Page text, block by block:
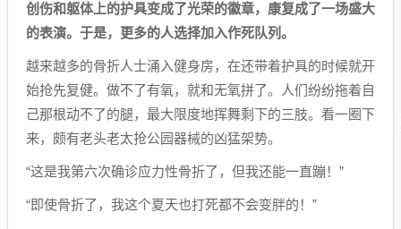
创伤和躯体上的护具变成了光荣的徽章，康复成了一场盛大
的表演。于是，更多的人选择加入作死队列。
越来越多的骨折人士涌入健身房，在还带着护具的时候就开
始抢先复健。做不了有氧，就和无氧拼了。人们纷纷拖着自
己那根动不了的腿，最大限度地挥舞剩下的三肢。看一圈下
来，颇有老头老太抢公园器械的凶猛架势。
“这是我第六次确诊应力性骨折了，但我还能一直蹦！”
“即使骨折了，我这个夏天也打死都不会变胖的！”